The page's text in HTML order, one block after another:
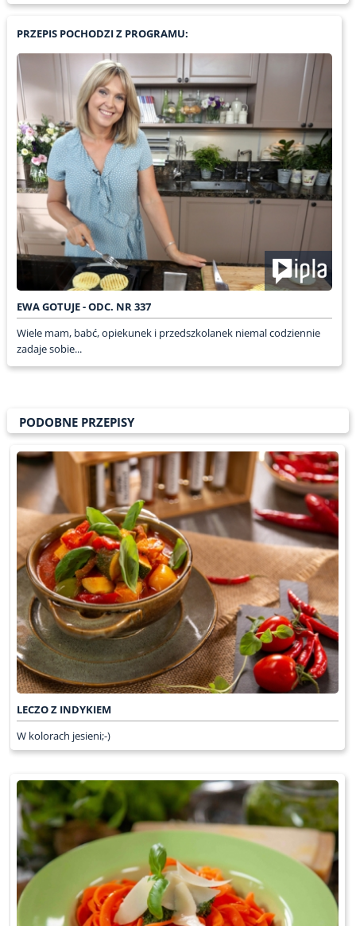
PRZEPIS POCHODZI Z PROGRAMU:
EWA GOTUJE - ODC. NR 337
Wiele mam, babć, opiekunek i przedszkolanek niemal codziennie
zadaje sobie...
PODOBNE PRZEPISY
LECZO Z INDYKIEM
W kolorach jesieni;-)